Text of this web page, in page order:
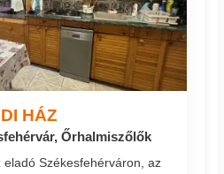
HÁZ
Őrhalmiszőlők
eladó Székesfehérváron, az